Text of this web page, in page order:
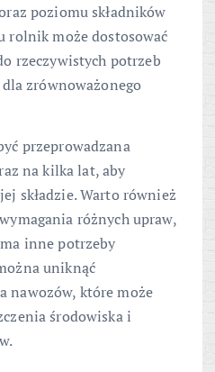
poziomu składników
rolnik może dostosować
rzeczywistych potrzeb
zrównoważonego
przeprowadzana
na kilka lat, aby
składzie. Warto również
różnych upraw,
inne potrzeby
uniknąć
nawozów, które może
środowiska i